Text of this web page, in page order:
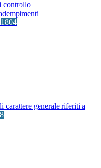
controllo
1804
carattere generale riferiti a
8